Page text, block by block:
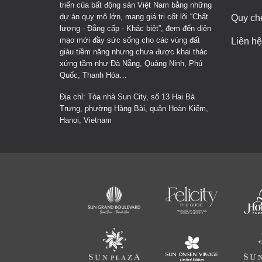
triển của bất động sản Việt Nam bằng những
dự án quy mô lớn, mang giá trị cốt lõi “Chất
lượng - Đẳng cấp - Khác biệt”, đem đến diện
mạo mới đầy sức sống cho các vùng đất
giàu tiềm năng nhưng chưa được khai thác
xứng tầm như Đà Nẵng, Quảng Ninh, Phú
Quốc, Thanh Hóa…
Địa chỉ: Tòa nhà Sun City, số 13 Hai Bà
Trưng, phường Hàng Bài, quận Hoàn Kiếm,
Hanoi, Vietnam
Quy
Liên hệ